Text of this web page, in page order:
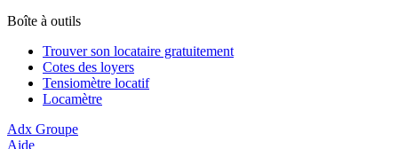
Boîte à outils
Trouver son locataire gratuitement
Cotes des loyers
Tensiomètre locatif
Locamètre
Adx Groupe
Aide